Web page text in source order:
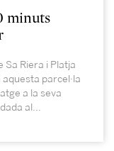
minuts
Sa Riera i Platja
parcel·la
a la seva
al...